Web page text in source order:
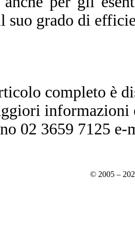
suo grado di
completo è
informazioni
02 3659 7125
© 2005 –